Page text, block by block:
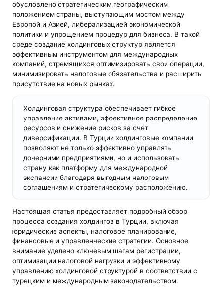
обусловлено стратегическим географическим
положением страны, выступающим мостом между
Европой и Азией, либерализацией экономической
политики и упрощением процедур для бизнеса. В такой
среде создание холдинговых структур является
эффективным инструментом для международных
компаний, стремящихся оптимизировать свои операции,
минимизировать налоговые обязательства и расширить
присутствие на новых рынках.
Холдинговая структура обеспечивает гибкое
управление активами, эффективное распределение
ресурсов и снижение рисков за счет
диверсификации. В Турции холдинговые компании
позволяют не только эффективно управлять
дочерними предприятиями, но и использовать
страну как платформу для международной
экспансии благодаря выгодным налоговым
соглашениям и стратегическому расположению.
Настоящая статья предоставляет подробный обзор
процесса создания холдингов в Турции, включая
юридические аспекты, налоговое планирование,
финансовые и управленческие стратегии. Основное
внимание уделено ключевым шагам регистрации,
оптимизации налоговой нагрузки и эффективному
управлению холдинговой структурой в соответствии с
турецким и международным законодательством.